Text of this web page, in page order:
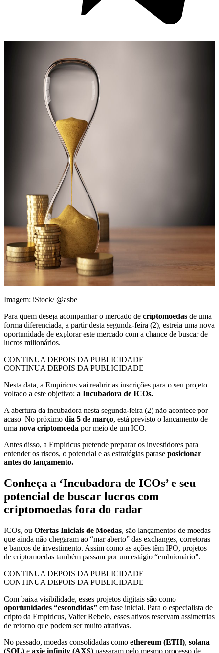
Imagem: iStock/ @asbe
Para quem deseja acompanhar o mercado de criptomoedas de uma
forma diferenciada, a partir desta segunda-feira (2), estreia uma nova
oportunidade de explorar este mercado com a chance de buscar de
lucros milionários.
CONTINUA DEPOIS DA PUBLICIDADE
CONTINUA DEPOIS DA PUBLICIDADE
Nesta data, a Empiricus vai reabrir as inscrições para o seu projeto
voltado a este objetivo: a Incubadora de ICOs.
A abertura da incubadora nesta segunda-feira (2) não acontece por
acaso. No próximo dia 5 de março, está previsto o lançamento de
uma nova criptomoeda por meio de um ICO.
Antes disso, a Empiricus pretende preparar os investidores para
entender os riscos, o potencial e as estratégias parase posicionar
antes do lançamento.
Conheça a ‘Incubadora de ICOs’ e seu
potencial de buscar lucros com
criptomoedas fora do radar
ICOs, ou Ofertas Iniciais de Moedas, são lançamentos de moedas
que ainda não chegaram ao “mar aberto” das exchanges, corretoras
e bancos de investimento. Assim como as ações têm IPO, projetos
de criptomoedas também passam por um estágio “embrionário”.
CONTINUA DEPOIS DA PUBLICIDADE
CONTINUA DEPOIS DA PUBLICIDADE
Com baixa visibilidade, esses projetos digitais são como
oportunidades “escondidas” em fase inicial. Para o especialista de
cripto da Empiricus, Valter Rebelo, esses ativos reservam assimetrias
de retorno que podem ser muito atrativas.
No passado, moedas consolidadas como ethereum (ETH), solana
(SOL) e axie infinity (AXS) passaram pelo mesmo processo de